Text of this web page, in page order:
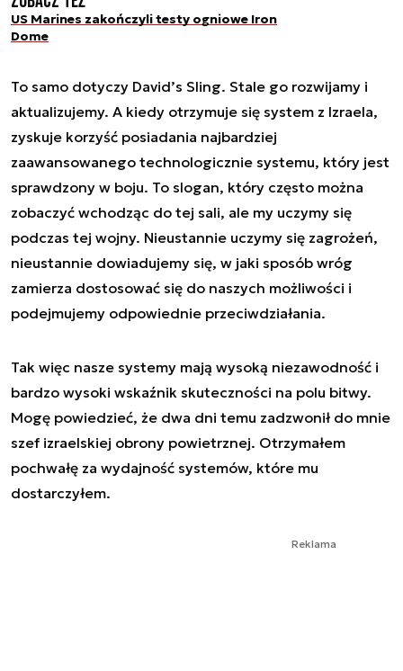
US Marines zakończyli testy ogniowe Iron
Dome
To samo dotyczy David’s Sling. Stale go rozwijamy i
aktualizujemy. A kiedy otrzymuje się system z Izraela,
zyskuje korzyść posiadania najbardziej
zaawansowanego technologicznie systemu, który jest
sprawdzony w boju. To slogan, który często można
zobaczyć wchodząc do tej sali, ale my uczymy się
podczas tej wojny. Nieustannie uczymy się zagrożeń,
nieustannie dowiadujemy się, w jaki sposób wróg
zamierza dostosować się do naszych możliwości i
podejmujemy odpowiednie przeciwdziałania.
Tak więc nasze systemy mają wysoką niezawodność i
bardzo wysoki wskaźnik skuteczności na polu bitwy.
Mogę powiedzieć, że dwa dni temu zadzwonił do mnie
szef izraelskiej obrony powietrznej. Otrzymałem
pochwałę za wydajność systemów, które mu
dostarczyłem.
Reklama